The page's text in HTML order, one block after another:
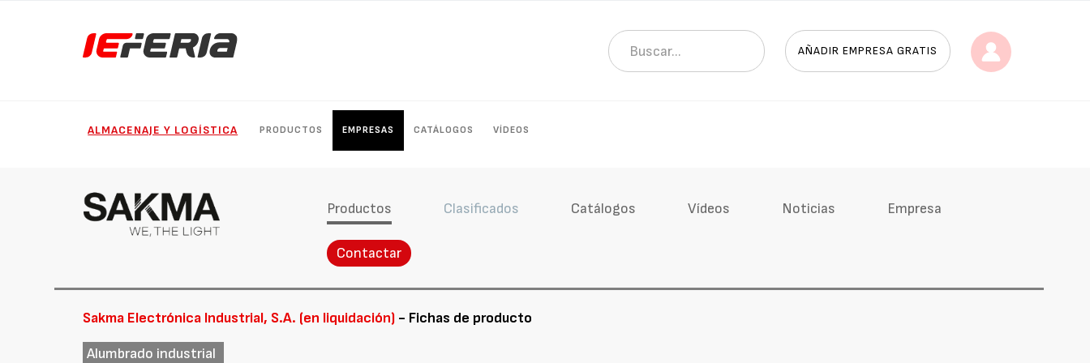
AÑADIR EMPRESA GRATIS
ALMACENAJE Y LOGÍSTICA PRODUCTOS EMPRESAS CATÁLOGOS VÍDEOS
Productos Clasificados Catálogos Vídeos Noticias Empresa
Contactar
Sakma Electrónica Industrial, S.A. (en liquidación) - Fichas de producto
Alumbrado industrial